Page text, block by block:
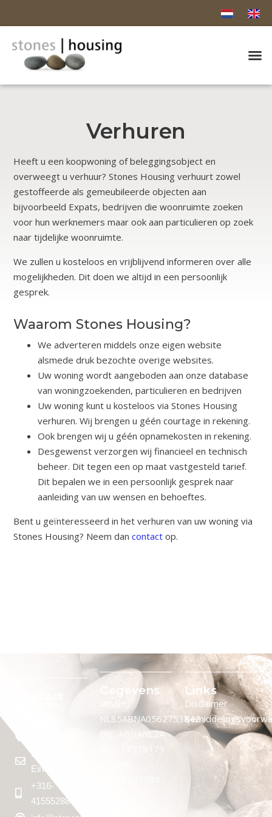
Verhuren
Heeft u een koopwoning of beleggingsobject en
overweegt u verhuur? Stones Housing verhuurt zowel
gestoffeerde als gemeubileerde objecten aan
bijvoorbeeld Expats, bedrijven die woonruimte zoeken
voor hun werknemers maar ook aan particulieren op zoek
naar tijdelijke woonruimte.
We zullen u kosteloos en vrijblijvend informeren over alle
mogelijkheden. Dit doen we altijd in een persoonlijk
gesprek.
Waarom Stones Housing?
We adverteren middels onze eigen website
alsmede druk bezochte overige websites.
Uw woning wordt aangeboden aan onze database
van woningzoekenden, particulieren en bedrijven
Uw woning kunt u kosteloos via Stones Housing
verhuren. Wij brengen u géén courtage in rekening.
Ook brengen wij u géén opnamekosten in rekening.
Desgewenst verzorgen wij financieel en technisch
beheer. Dit tegen een op maat vastgesteld tarief.
Dit bepalen we in een persoonlijk gesprek naar
aanleiding van uw wensen en behoeftes.
Bent u geïnteresseerd in het verhuren van uw woning via
Stones Housing? Neem dancontact op.
5644 PB
Eindhoven
+316-
41555288
Gegevens
IBAN:
NL85ABNA0562753842
BIC: ABNANL2A
KvK: 17279179
Links
Disclaimer